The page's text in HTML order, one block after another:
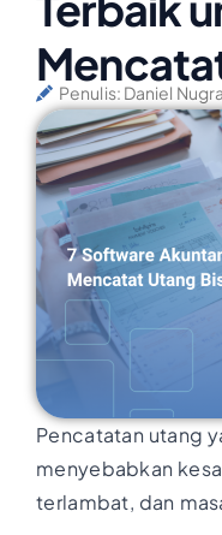
Penulis: Daniel
Pencatatan utang
menyebabkan
terlambat, dan